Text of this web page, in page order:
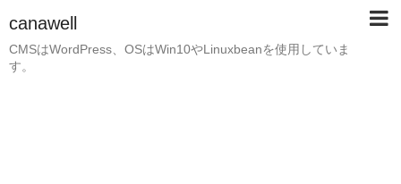
canawell
CMSはWordPress、OSはWin10やLinuxbeanを使用していま
す。